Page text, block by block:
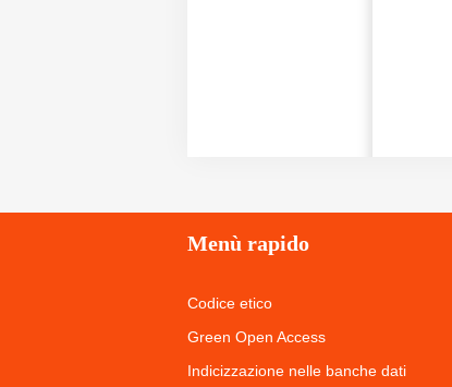
Menù rapido
Codice etico
Green Open Access
Indicizzazione nelle banche dati